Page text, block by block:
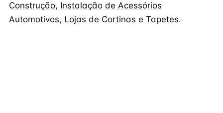
Construção, Instalação de Acessórios
Automotivos, Lojas de Cortinas e Tapetes.